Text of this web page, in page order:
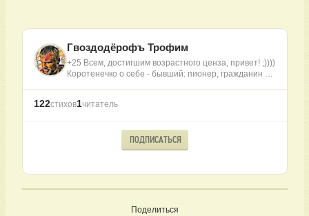
Гвоздодёрофъ Трофим
+25 Всем, достигшим возрастного ценза, привет! ;))))
Коротенечко о себе - бывший: пионер, гражданин …
122стихов1читатель
ПОДПИСАТЬСЯ
Поделиться